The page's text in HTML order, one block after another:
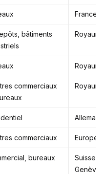
France
bâtiments
commerciaux
commerciaux Europe
bureaux
Suisse
Genève)